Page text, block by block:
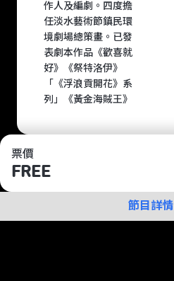
票價
FREE
節目詳情
作人及編劇。四度擔
任淡水藝術節鎮民環
境劇場總策畫。已發
表劇本作品《歡喜就
好》《祭特洛伊》
「《浮浪貢開花》系
列」《黃金海賊王》